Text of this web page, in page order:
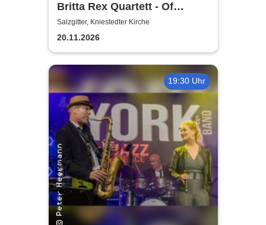
Britta Rex Quartett - Of
Witches, Queens & Heroines
Salzgitter, Kniestedter Kirche
20.11.2026
19:30 Uhr